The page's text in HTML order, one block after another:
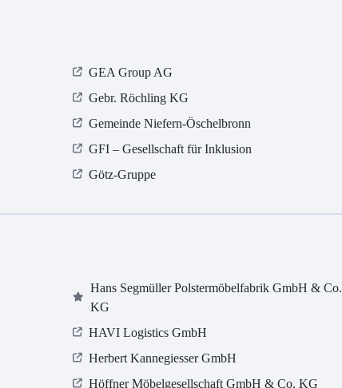
GEA Group AG
Gebr. Röchling KG
Gemeinde Niefern-Öschelbronn
GFI – Gesellschaft für Inklusion
Götz-Gruppe
Hans Segmüller Polstermöbelfabrik GmbH & Co.
KG
HAVI Logistics GmbH
Herbert Kannegiesser GmbH
Höffner Möbelgesellschaft GmbH & Co. KG